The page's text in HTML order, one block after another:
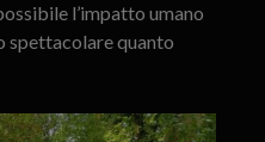
l’impatto umano
spettacolare quanto